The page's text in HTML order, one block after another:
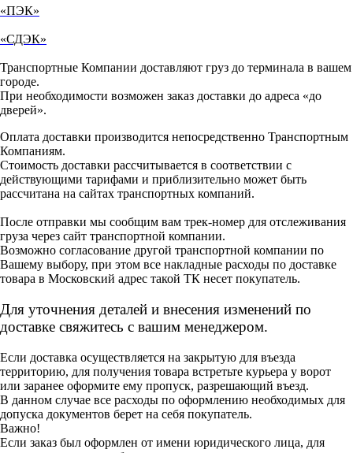
«ПЭК»
«СДЭК»
Транспортные Компании доставляют груз до терминала в вашем
городе.
При необходимости возможен заказ доставки до адреса «до
дверей».
Оплата доставки производится непосредственно Транспортным
Компаниям.
Стоимость доставки рассчитывается в соответствии с
действующими тарифами и приблизительно может быть
рассчитана на сайтах транспортных компаний.
После отправки мы сообщим вам трек-номер для отслеживания
груза через сайт транспортной компании.
Возможно согласование другой транспортной компании по
Вашему выбору, при этом все накладные расходы по доставке
товара в Московский адрес такой ТК несет покупатель.
Для уточнения деталей и внесения изменений по
доставке свяжитесь с вашим менеджером.
Если доставка осуществляется на закрытую для въезда
территорию, для получения товара встретьте курьера у ворот
или заранее оформите ему пропуск, разрешающий въезд.
В данном случае все расходы по оформлению необходимых для
допуска документов берет на себя покупатель.
Важно!
Если заказ был оформлен от имени юридического лица, для